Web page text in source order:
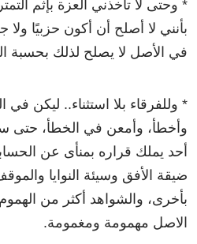
* وحتى لا تأخذني العزة بإثم
بأنني لا أصلح أن أكون حزبيًا ولا
في الأصل لا يصلح لذلك بحسبة
* وللفرقاء بلا استثناء.. ليكن
وأخطأ، وأمعن في الخطأ، حتى
أحد يملك قراره بمنأى عن
ضيقة الأفق وسيئة النوايا
بأخرى، والشواهد أكثر من
الاصل مهمومة ومغمومة.